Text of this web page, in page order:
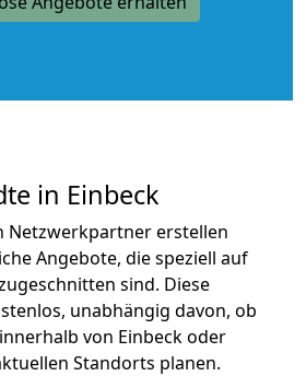
in Einbeck
Netzwerkpartner erstellen
Angebote, die speziell auf
sind. Diese
unabhängig davon, ob
von Einbeck oder
Standorts planen.